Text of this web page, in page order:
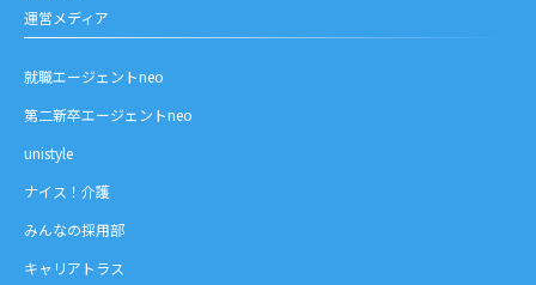
運営メディア
就職エージェントneo
第二新卒エージェントneo
unistyle
ナイス！介護
みんなの採用部
キャリアトラス